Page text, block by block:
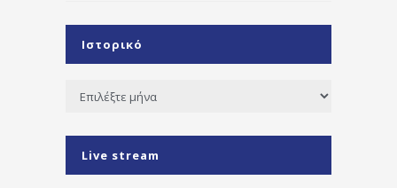
Ιστορικό
Ιστορικό
Live stream